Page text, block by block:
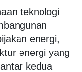
teknologi
energi,
energi yang
kedua